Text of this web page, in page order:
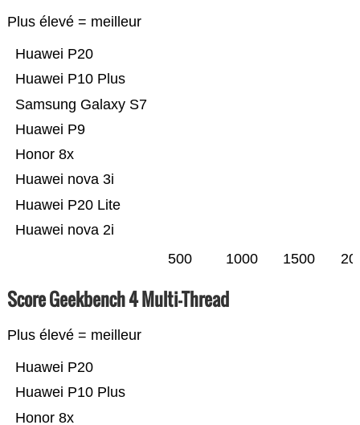
Plus élevé = meilleur
Huawei nova 2i
Huawei P20 Lite
Huawei nova 3i
Honor 8x
Huawei P9
Samsung Galaxy S7
Huawei P10 Plus
Huawei P20
500 1000 1500
Score Geekbench 4 Multi-Thread
Plus élevé = meilleur
Honor 8x
Huawei P10 Plus
Huawei P20